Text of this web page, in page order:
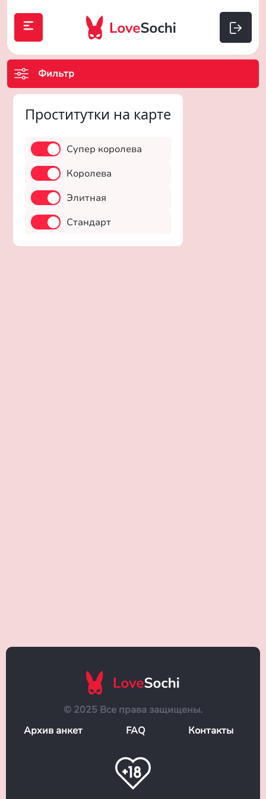
Фильтр
Проститутки на карте
Супер королева
Королева
Элитная
Стандарт
© 2025 Все права защищены.
Архив анкет
FAQ Контакты